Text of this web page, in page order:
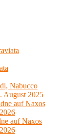
Nabucco
August 2025
auf Naxos
auf Naxos